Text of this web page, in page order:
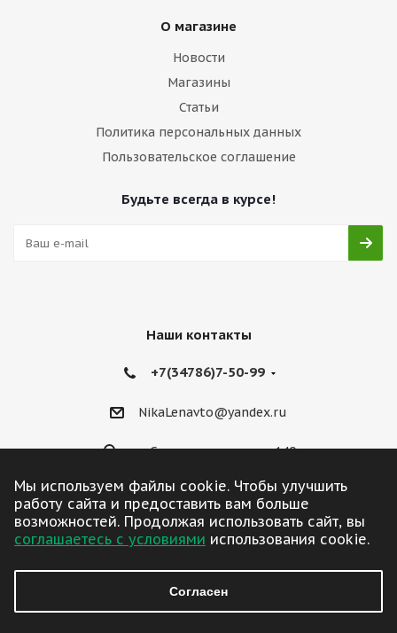
О магазине
Новости
Магазины
Статьи
Политика персональных данных
Пользовательское соглашение
Будьте всегда в курсе!
Наши контакты
+7(34786)7-50-99
NikaLenavto@yandex.ru
ул. Советская улица, д. 140
2026 © ЛенАвто
Мы используем файлы cookie. Чтобы улучшить
работу сайта и предоставить вам больше
возможностей. Продолжая использовать сайт, вы
соглашаетесь с условиями использования cookie.
Согласен